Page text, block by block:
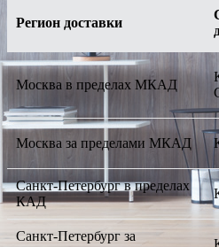
Регион доставки
Москва в пределах МКАД
Москва за пределами МКАД
Санкт-Петербург в пределах
КАД
Санкт-Петербург за